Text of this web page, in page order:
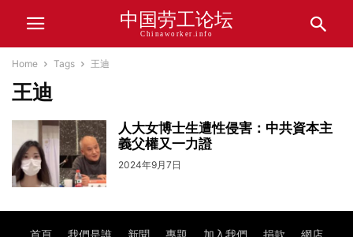
中国劳工论坛
Chinaworker.info
Home Tags 王迪
王迪
人大女博士生遭性侵害：中共資本主
義父權又一力證
2024年9月7日
首頁 我們是誰 新聞 專題 加入我們 捐款 網店